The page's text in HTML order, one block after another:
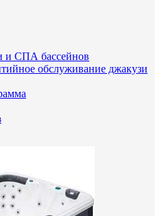
и СПА бассейнов
обслуживание джакузи